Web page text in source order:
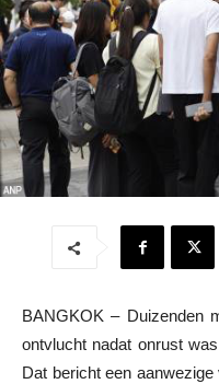
BANGKOK – Duizenden
ontvlucht nadat onrust
Dat bericht een